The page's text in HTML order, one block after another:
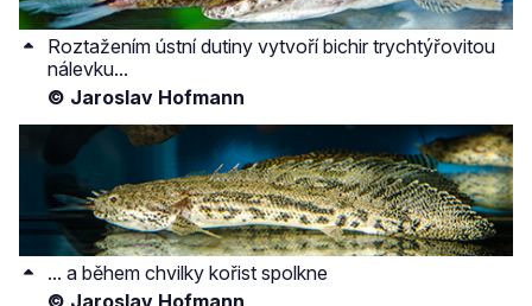
Roztažením ústní dutiny vytvoří bichir trychtýřovitou
nálevku...
© Jaroslav Hofmann
... a během chvilky kořist spolkne